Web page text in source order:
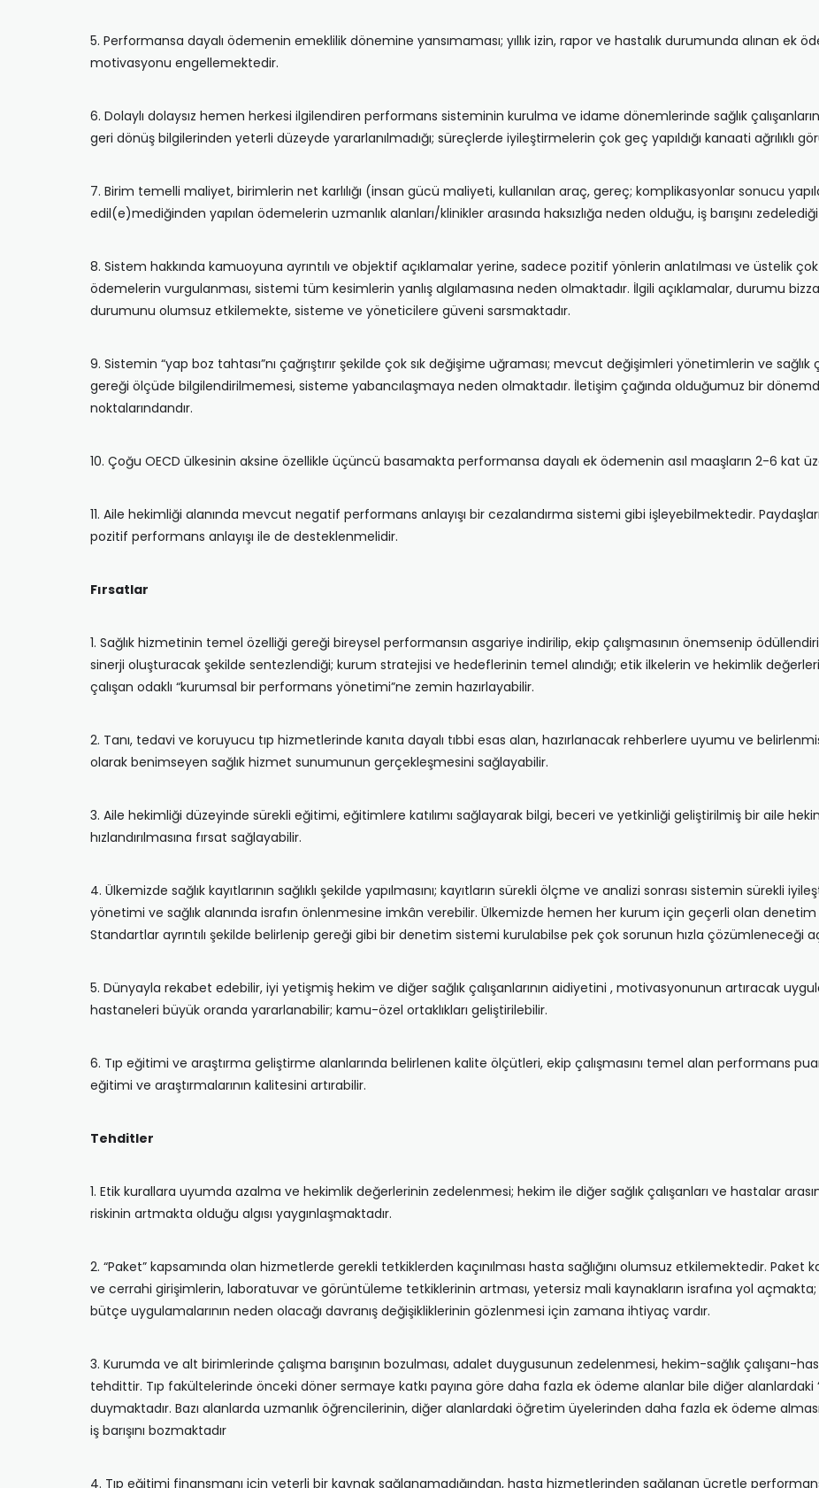
5. Performansa dayalı ödemenin emeklilik dönemine yansımaması; yıllık izin, rapor ve hastalık durumunda alınan ek
motivasyonu engellemektedir.
6. Dolaylı dolaysız hemen herkesi ilgilendiren performans sisteminin kurulma ve idame dönemlerinde sağlık
geri dönüş bilgilerinden yeterli düzeyde yararlanılmadığı; süreçlerde iyileştirmelerin çok geç yapıldığı kanaati ağrılıklı
7. Birim temelli maliyet, birimlerin net karlılığı (insan gücü maliyeti, kullanılan araç, gereç; komplikasyonlar sonucu
edil(e)mediğinden yapılan ödemelerin uzmanlık alanları/klinikler arasında haksızlığa neden olduğu, iş barışını
8. Sistem hakkında kamuoyuna ayrıntılı ve objektif açıklamalar yerine, sadece pozitif yönlerin anlatılması ve üstelik
ödemelerin vurgulanması, sistemi tüm kesimlerin yanlış algılamasına neden olmaktadır. İlgili açıklamalar, durumu
durumunu olumsuz etkilemekte, sisteme ve yöneticilere güveni sarsmaktadır.
9. Sistemin “yap boz tahtası”nı çağrıştırır şekilde çok sık değişime uğraması; mevcut değişimleri yönetimlerin ve sağlık
gereği ölçüde bilgilendirilmemesi, sisteme yabancılaşmaya neden olmaktadır. İletişim çağında olduğumuz bir
noktalarındandır.
10. Çoğu OECD ülkesinin aksine özellikle üçüncü basamakta performansa dayalı ek ödemenin asıl maaşların 2-6 kat
11. Aile hekimliği alanında mevcut negatif performans anlayışı bir cezalandırma sistemi gibi işleyebilmektedir.
pozitif performans anlayışı ile de desteklenmelidir.
Fırsatlar
1. Sağlık hizmetinin temel özelliği gereği bireysel performansın asgariye indirilip, ekip çalışmasının önemsenip
sinerji oluşturacak şekilde sentezlendiği; kurum stratejisi ve hedeflerinin temel alındığı; etik ilkelerin ve hekimlik
çalışan odaklı “kurumsal bir performans yönetimi”ne zemin hazırlayabilir.
2. Tanı, tedavi ve koruyucu tıp hizmetlerinde kanıta dayalı tıbbi esas alan, hazırlanacak rehberlere uyumu ve
olarak benimseyen sağlık hizmet sunumunun gerçekleşmesini sağlayabilir.
3. Aile hekimliği düzeyinde sürekli eğitimi, eğitimlere katılımı sağlayarak bilgi, beceri ve yetkinliği geliştirilmiş bir aile
hızlandırılmasına fırsat sağlayabilir.
4. Ülkemizde sağlık kayıtlarının sağlıklı şekilde yapılmasını; kayıtların sürekli ölçme ve analizi sonrası sistemin sürekli
yönetimi ve sağlık alanında israfın önlenmesine imkân verebilir. Ülkemizde hemen her kurum için geçerli olan denetim
Standartlar ayrıntılı şekilde belirlenip gereği gibi bir denetim sistemi kurulabilse pek çok sorunun hızla çözümleneceği
5. Dünyayla rekabet edebilir, iyi yetişmiş hekim ve diğer sağlık çalışanlarının aidiyetini , motivasyonunun artıracak
hastaneleri büyük oranda yararlanabilir; kamu-özel ortaklıkları geliştirilebilir.
6. Tıp eğitimi ve araştırma geliştirme alanlarında belirlenen kalite ölçütleri, ekip çalışmasını temel alan performans
eğitimi ve araştırmalarının kalitesini artırabilir.
Tehditler
1. Etik kurallara uyumda azalma ve hekimlik değerlerinin zedelenmesi; hekim ile diğer sağlık çalışanları ve hastalar
riskinin artmakta olduğu algısı yaygınlaşmaktadır.
2. “Paket” kapsamında olan hizmetlerde gerekli tetkiklerden kaçınılması hasta sağlığını olumsuz etkilemektedir. Paket
ve cerrahi girişimlerin, laboratuvar ve görüntüleme tetkiklerinin artması, yetersiz mali kaynakların israfına yol
bütçe uygulamalarının neden olacağı davranış değişikliklerinin gözlenmesi için zamana ihtiyaç vardır.
3. Kurumda ve alt birimlerinde çalışma barışının bozulması, adalet duygusunun zedelenmesi, hekim-sağlık çalışanı-
tehdittir. Tıp fakültelerinde önceki döner sermaye katkı payına göre daha fazla ek ödeme alanlar bile diğer alanlardaki
duymaktadır. Bazı alanlarda uzmanlık öğrencilerinin, diğer alanlardaki öğretim üyelerinden daha fazla ek ödeme
iş barışını bozmaktadır
4. Tıp eğitimi finansmanı için yeterli bir kaynak sağlanamadığından, hasta hizmetlerinden sağlanan ücretle